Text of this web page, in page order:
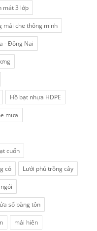
mát 3 lớp
mái che thông minh
- Đồng Nai
Hồ bạt nhựa HDPE
mưa
cuốn
cỏ Lưới phủ trồng cây
sổ bằng tôn
mái hiên